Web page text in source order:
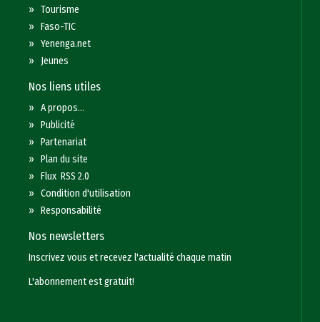
»Tourisme
»Faso-TIC
»Yenenga.net
» Jeunes
Nos liens utiles
»A propos...
»Publicité
»Partenariat
»Plan du site
»Flux RSS 2.0
»Condition d'utilisation
»Responsabilité
Nos newsletters
Inscrivez vous et recevez l'actualité chaque matin
L'abonnement est gratuit!